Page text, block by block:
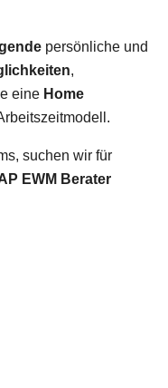
persönliche und
,
eine Home
suchen wir für
EWM Berater